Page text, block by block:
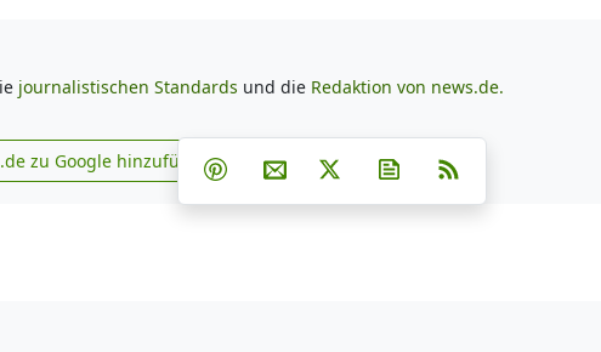
journalistischen Standards und die Redaktion von news.de.
news.de zu Google hinzufügen
zu Google hinzufügen Teilen auf Facebook
Teilen auf Whatsapp
Teilen auf Telegram
Teilen auf Pinterest
Per E-Mail teilen
Post auf XNewsletter abonnieren